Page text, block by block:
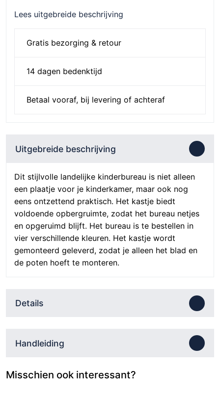
Lees uitgebreide beschrijving
Gratis bezorging & retour
14 dagen bedenktijd
Betaal vooraf, bij levering of achteraf
Uitgebreide beschrijving
Dit stijlvolle landelijke kinderbureau is niet alleen
een plaatje voor je kinderkamer, maar ook nog
eens ontzettend praktisch. Het kastje biedt
voldoende opbergruimte, zodat het bureau netjes
en opgeruimd blijft. Het bureau is te bestellen in
vier verschillende kleuren. Het kastje wordt
gemonteerd geleverd, zodat je alleen het blad en
de poten hoeft te monteren.
Details
Handleiding
Misschien ook interessant?